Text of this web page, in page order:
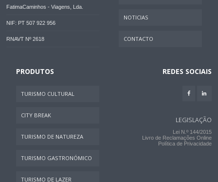
FatimaCaminhos - Viagens, Lda.
NIF: PT 507 922 956
RNAVT Nº 2618
NOTICIAS
CONTACTO
PRODUTOS
TURISMO CULTURAL
CITY BREAK
TURISMO DE NATUREZA
TURISMO GASTRONÓMICO
TURISMO DE LAZER
REDES SOCIAIS
LEGISLAÇÃO
Lei N.º 144/2015
Livro de Reclamações Online
Política de Privacidade